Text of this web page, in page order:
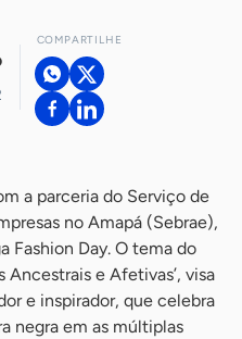
COMPARTILHE
a parceria do Serviço de
no Amapá (Sebrae),
Fashion Day. O tema do
Ancestrais e Afetivas’, visa
e inspirador, que celebra
negra em as múltiplas